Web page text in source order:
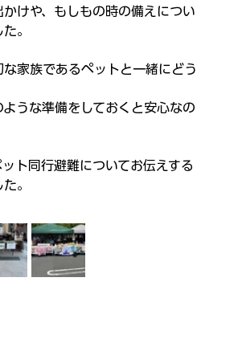
けや、もしもの時の備えについ
。
家族であるペットと一緒にどう
ような準備をしておくと安心なの
ト同行避難についてお伝えする
。